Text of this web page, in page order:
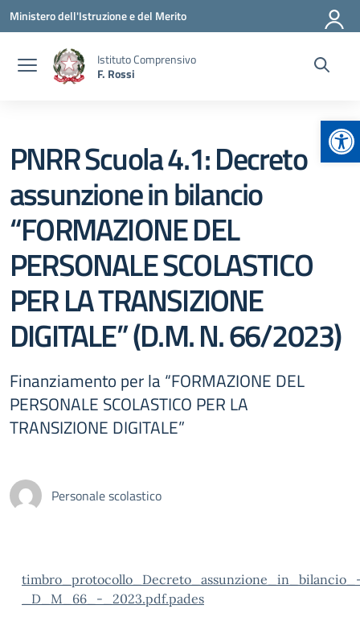
Vai ai contenuti
Vai al menu di navigazione
Vai al footer
Ministero dell'Istruzione e del Merito
Istituto Comprensivo
F. Rossi
PNRR Scuola 4.1: Decreto
assunzione in bilancio
“FORMAZIONE DEL
PERSONALE SCOLASTICO
PER LA TRANSIZIONE
DIGITALE” (D.M. N. 66/2023)
Finanziamento per la “FORMAZIONE DEL
PERSONALE SCOLASTICO PER LA
TRANSIZIONE DIGITALE”
Personale scolastico
_D_M_66_-_2023.pdf.pades